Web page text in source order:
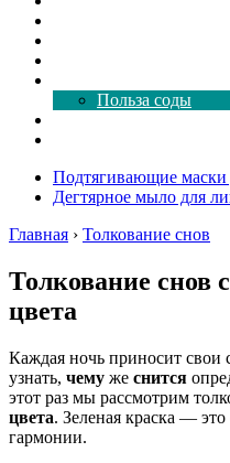
Польза соды
Подтягивающие маски
Дегтярное мыло для
Главная › Толкование снов
Толкование снов
цвета
Каждая ночь приносит свои
узнать, чему же снится
этот раз мы рассмотрим
цвета. Зеленая краска —
гармонии.